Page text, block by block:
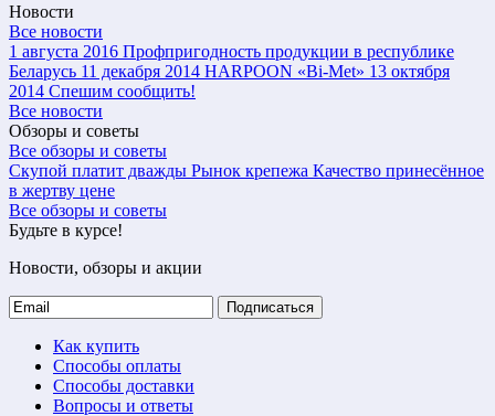
Новости
Все новости
1 августа 2016 Профпригодность продукции в республике
Беларусь 11 декабря 2014 HARPOON «Bi-Met» 13 октября
2014 Спешим сообщить!
Все новости
Обзоры и советы
Все обзоры и советы
Скупой платит дважды Рынок крепежа Качество принесённое
в жертву цене
Все обзоры и советы
Будьте в курсе!
Новости, обзоры и акции
Подписаться
Как купить
Способы оплаты
Способы доставки
Вопросы и ответы